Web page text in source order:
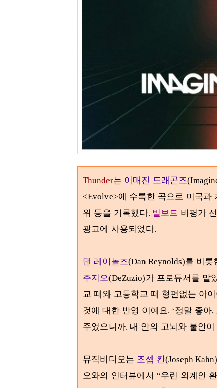
Thunder는 이매진 드래곤즈
<Evolve>에 수록한 곡으로 미국과
위 등을 기록했다. 빌보드 비평가
광고에 사용되었다.
댄 레이놀즈(Dan Reynolds)를 비롯
주지오(DeZuzio)가 프로듀서를 맡
교 때와 고등학교 때 형편없는 아
것에 대한 반영 이예요. ‘정말 좋아,
주었으니까. 내 안의 고뇌와 불안
뮤직비디오는 조셉 칸(Joseph Kahn)
오와의 인터뷰에서 “우린 외계인